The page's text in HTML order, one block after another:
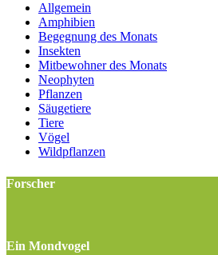
Allgemein
Amphibien
Begegnung des Monats
Insekten
Mitbewohner des Monats
Neophyten
Pflanzen
Säugetiere
Tiere
Vögel
Wildpflanzen
Forscher
Ein Mondvogel